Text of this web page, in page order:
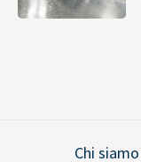
Chi siamo